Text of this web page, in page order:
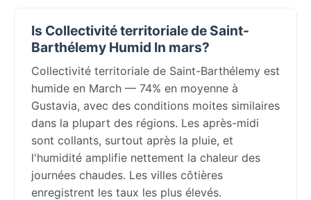
Is Collectivité territoriale de Saint-
Barthélemy Humid In mars?
Collectivité territoriale de Saint-Barthélemy est
humide en March — 74% en moyenne à
Gustavia, avec des conditions moites similaires
dans la plupart des régions. Les après-midi
sont collants, surtout après la pluie, et
l'humidité amplifie nettement la chaleur des
journées chaudes. Les villes côtières
enregistrent les taux les plus élevés.